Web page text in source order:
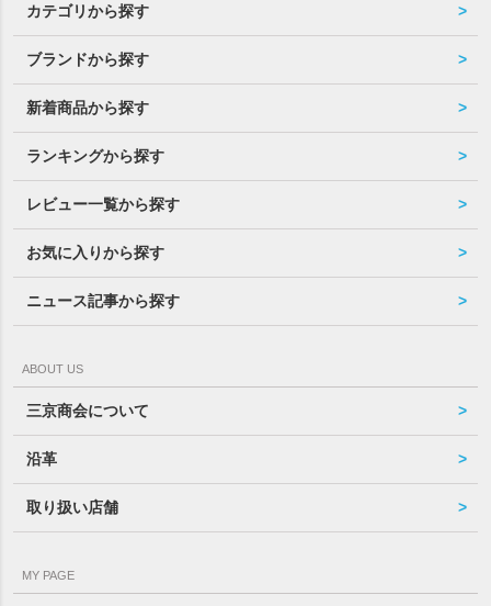
カテゴリから探す
ブランドから探す
新着商品から探す
ランキングから探す
レビュー一覧から探す
お気に入りから探す
ニュース記事から探す
ABOUT US
三京商会について
沿革
取り扱い店舗
MY PAGE